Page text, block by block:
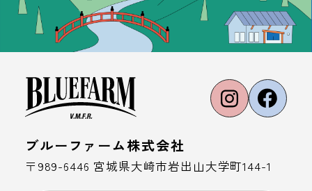
ブルーファーム株式会社
〒989-6446 宮城県大崎市岩出山大学町144-1